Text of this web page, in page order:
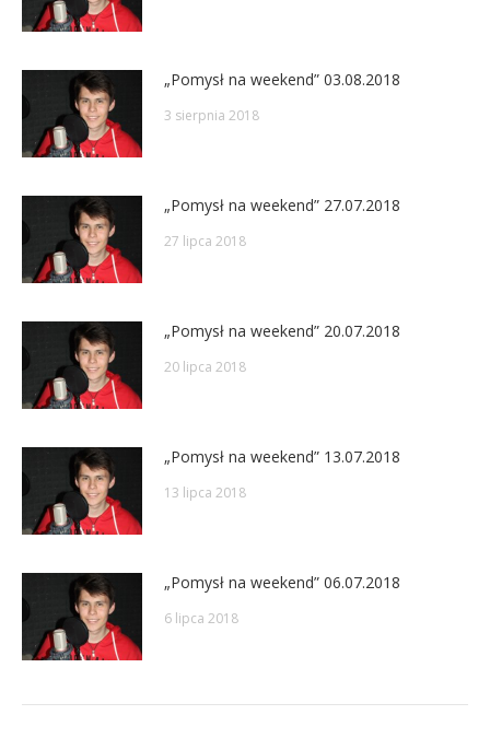
„Pomysł na weekend” 03.08.2018
3 sierpnia 2018
„Pomysł na weekend” 27.07.2018
27 lipca 2018
„Pomysł na weekend” 20.07.2018
20 lipca 2018
„Pomysł na weekend” 13.07.2018
13 lipca 2018
„Pomysł na weekend” 06.07.2018
6 lipca 2018